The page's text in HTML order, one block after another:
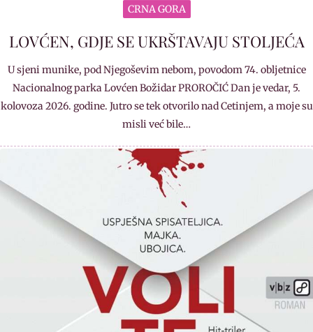
CRNA GORA
LOVĆEN, GDJE SE UKRŠTAVAJU STOLJEĆA
U sjeni munike, pod Njegoševim nebom, povodom 74. obljetnice
Nacionalnog parka Lovćen Božidar PROROČIĆ Dan je vedar, 5.
kolovoza 2026. godine. Jutro se tek otvorilo nad Cetinjem, a moje su
misli već bile…